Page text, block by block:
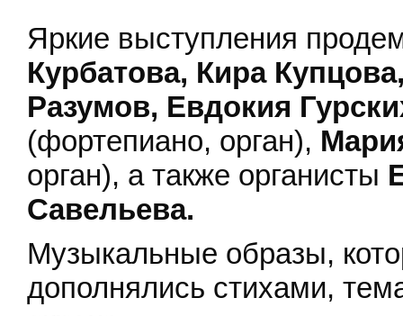
Яркие выступления
Курбатова, Кира
Разумов, Евдокия
(фортепиано, орган),
орган), а также органисты
Савельева.
Музыкальные образы,
дополнялись стихами,